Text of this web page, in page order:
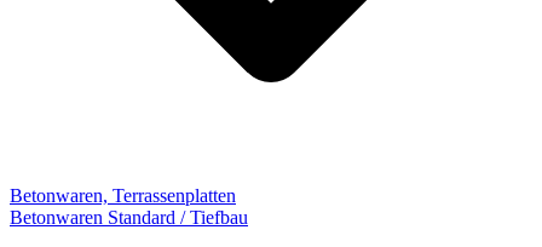
Betonwaren, Terrassenplatten
Betonwaren Standard / Tiefbau